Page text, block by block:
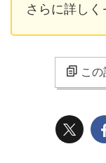
さらに詳し
こ